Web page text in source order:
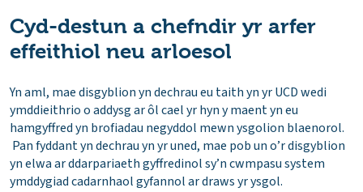
Cyd-destun a chefndir yr arfer
effeithiol neu arloesol
Yn aml, mae disgyblion yn dechrau eu taith yn yr UCD wedi
ymddieithrio o addysg ar ôl cael yr hyn y maent yn eu
hamgyffred yn brofiadau negyddol mewn ysgolion blaenorol.
Pan fyddant yn dechrau yn yr uned, mae pob un o’r disgyblion
yn elwa ar ddarpariaeth gyffredinol sy’n cwmpasu system
ymddygiad cadarnhaol gyfannol ar draws yr ysgol.